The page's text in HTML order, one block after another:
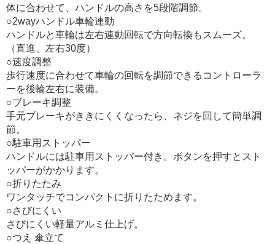
体に合わせて、ハンドルの高さを5段階調節。
○2wayハンドル車輪連動
ハンドルと車輪は左右連動回転で方向転換もスムーズ。
（直進、左右30度）
○速度調整
歩行速度に合わせて車輪の回転を調節できるコントローラ
ーを後輪左右に装備。
○ブレーキ調整
手元ブレーキがききにくくなったら、ネジを回して簡単調
節。
○駐車用ストッパー
ハンドルには駐車用ストッパー付き。ボタンを押すとスト
ッパーがかかります。
○折りたたみ
ワンタッチでコンパクトに折りたためます。
○さびにくい
さびにくい軽量アルミ仕上げ。
○つえ 傘立て